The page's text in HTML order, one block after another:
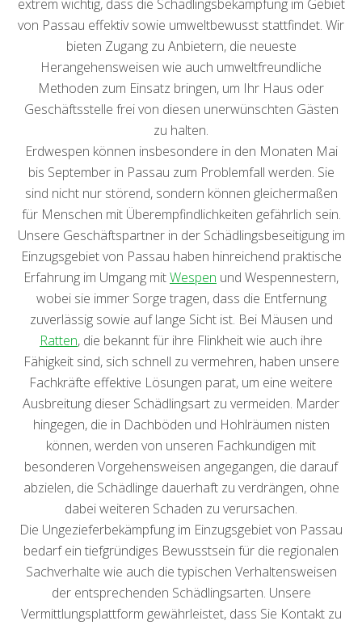
extrem wichtig, dass die Schädlingsbekämpfung im Gebiet
von Passau effektiv sowie umweltbewusst stattfindet. Wir
bieten Zugang zu Anbietern, die neueste
Herangehensweisen wie auch umweltfreundliche
Methoden zum Einsatz bringen, um Ihr Haus oder
Geschäftsstelle frei von diesen unerwünschten Gästen
zu halten.
Erdwespen können insbesondere in den Monaten Mai
bis September in Passau zum Problemfall werden. Sie
sind nicht nur störend, sondern können gleichermaßen
für Menschen mit Überempfindlichkeiten gefährlich sein.
Unsere Geschäftspartner in der Schädlingsbeseitigung im
Einzugsgebiet von Passau haben hinreichend praktische
Erfahrung im Umgang mitWespen und Wespennestern,
wobei sie immer Sorge tragen, dass die Entfernung
zuverlässig sowie auf lange Sicht ist. Bei Mäusen und
Ratten, die bekannt für ihre Flinkheit wie auch ihre
Fähigkeit sind, sich schnell zu vermehren, haben unsere
Fachkräfte effektive Lösungen parat, um eine weitere
Ausbreitung dieser Schädlingsart zu vermeiden. Marder
hingegen, die in Dachböden und Hohlräumen nisten
können, werden von unseren Fachkundigen mit
besonderen Vorgehensweisen angegangen, die darauf
abzielen, die Schädlinge dauerhaft zu verdrängen, ohne
dabei weiteren Schaden zu verursachen.
Die Ungezieferbekämpfung im Einzugsgebiet von Passau
bedarf ein tiefgründiges Bewusstsein für die regionalen
Sachverhalte wie auch die typischen Verhaltensweisen
der entsprechenden Schädlingsarten. Unsere
Vermittlungsplattform gewährleistet, dass Sie Kontakt zu